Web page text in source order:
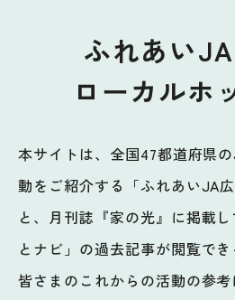
ふれあいJA
ローカルホ
本サイトは、全国47都道府県
動をご紹介する「ふれあいJA
と、月刊誌『家の光』に掲載
とナビ」の過去記事が閲覧でき
皆さまのこれからの活動の参